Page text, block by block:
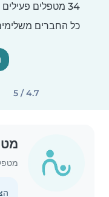
34 מטפלים פעילים
כל החברים
4.7 / 5